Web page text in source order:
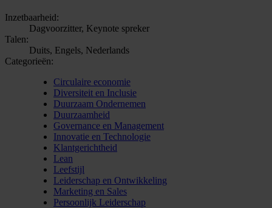
Inzetbaarheid:
Dagvoorzitter, Keynote spreker
Talen:
Duits, Engels, Nederlands
Categorieën:
Circulaire economie
Diversiteit en Inclusie
Duurzaam Ondernemen
Duurzaamheid
Governance en Management
Innovatie en Technologie
Klantgerichtheid
Lean
Leefstijl
Leiderschap en Ontwikkeling
Marketing en Sales
Persoonlijk Leiderschap